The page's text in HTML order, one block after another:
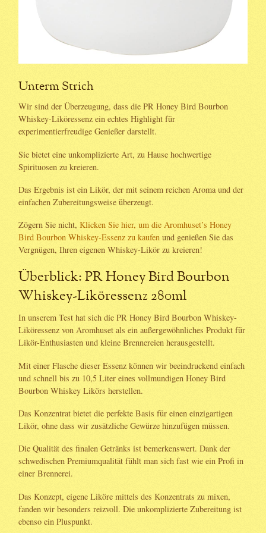
Unterm Strich
Wir sind der Überzeugung, dass die PR Honey Bird Bourbon
Whiskey-Liköressenz ein echtes Highlight für
experimentierfreudige Genießer darstellt.
Sie bietet eine unkomplizierte Art, zu Hause hochwertige
Spirituosen zu kreieren.
Das Ergebnis ist ein Likör, der mit seinem reichen Aroma und der
einfachen Zubereitungsweise überzeugt.
Zögern Sie nicht,Klicken Sie hier, um die Aromhuset’s Honey
Bird Bourbon Whiskey-Essenz zu kaufen und genießen Sie das
Vergnügen, Ihren eigenen Whiskey-Likör zu kreieren!
Überblick: PR Honey Bird Bourbon
Whiskey-Liköressenz 280ml
In unserem Test hat sich die PR Honey Bird Bourbon Whiskey-
Liköressenz von Aromhuset als ein außergewöhnliches Produkt für
Likör-Enthusiasten und kleine Brennereien herausgestellt.
Mit einer Flasche dieser Essenz können wir beeindruckend einfach
und schnell bis zu 10,5 Liter eines vollmundigen Honey Bird
Bourbon Whiskey Likörs herstellen.
Das Konzentrat bietet die perfekte Basis für einen einzigartigen
Likör, ohne dass wir zusätzliche Gewürze hinzufügen müssen.
Die Qualität des finalen Getränks ist bemerkenswert. Dank der
schwedischen Premiumqualität fühlt man sich fast wie ein Profi in
einer Brennerei.
Das Konzept, eigene Liköre mittels des Konzentrats zu mixen,
fanden wir besonders reizvoll. Die unkomplizierte Zubereitung ist
ebenso ein Pluspunkt.